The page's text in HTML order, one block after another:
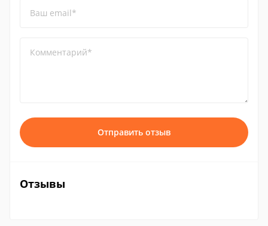
Ваш email*
Комментарий*
Отправить отзыв
Отзывы